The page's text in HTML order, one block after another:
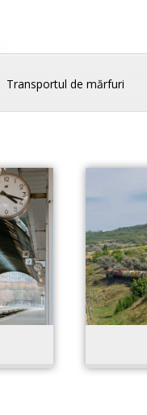
Transportul de mărfuri